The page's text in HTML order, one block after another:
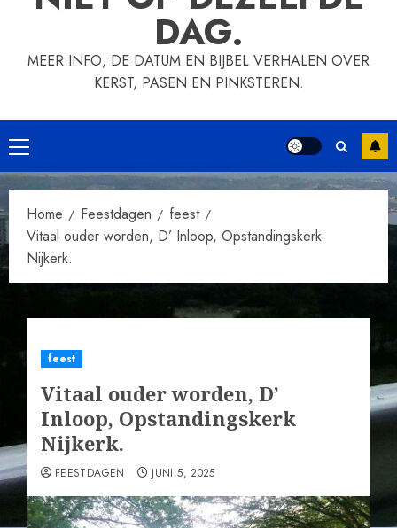
DAG.
MEER INFO, DE DATUM EN BIJBEL VERHALEN OVER
KERST, PASEN EN PINKSTEREN.
Primair
menu
Home Feestdagen
feest
Vitaal ouder worden, D’ Inloop, Opstandingskerk
Nijkerk.
feest
Vitaal ouder worden, D’
Inloop, Opstandingskerk
Nijkerk.
FEESTDAGEN JUNI 5, 2025